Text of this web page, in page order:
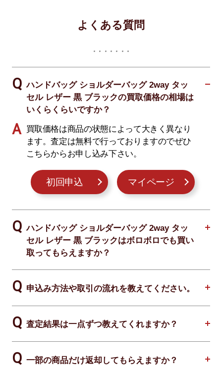
よくある質問
ハンドバッグ ショルダーバッグ 2way タッ
セル レザー 黒 ブラックの買取価格の相場は
いくらくらいですか？
買取価格は商品の状態によって大きく異なり
ます。査定は無料で行っておりますのでぜひ
こちらからお申し込み下さい。
初回申込 マイページ
ハンドバッグ ショルダーバッグ 2way タッ
セル レザー 黒 ブラックはボロボロでも買い
取ってもらえますか？
申込み方法や取引の流れを教えてください。
査定結果は一点ずつ教えてくれますか？
一部の商品だけ返却してもらえますか？